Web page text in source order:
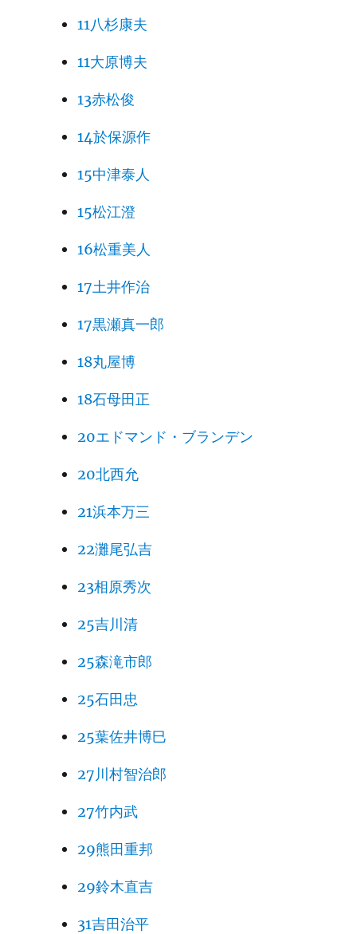
11八杉康夫
11大原博夫
13赤松俊
14於保源作
15中津泰人
15松江澄
16松重美人
17土井作治
17黒瀬真一郎
18丸屋博
18石母田正
20エドマンド・ブランデン
20北西允
21浜本万三
22灘尾弘吉
23相原秀次
25吉川清
25森滝市郎
25石田忠
25葉佐井博巳
27川村智治郎
27竹内武
29熊田重邦
29鈴木直吉
31吉田治平